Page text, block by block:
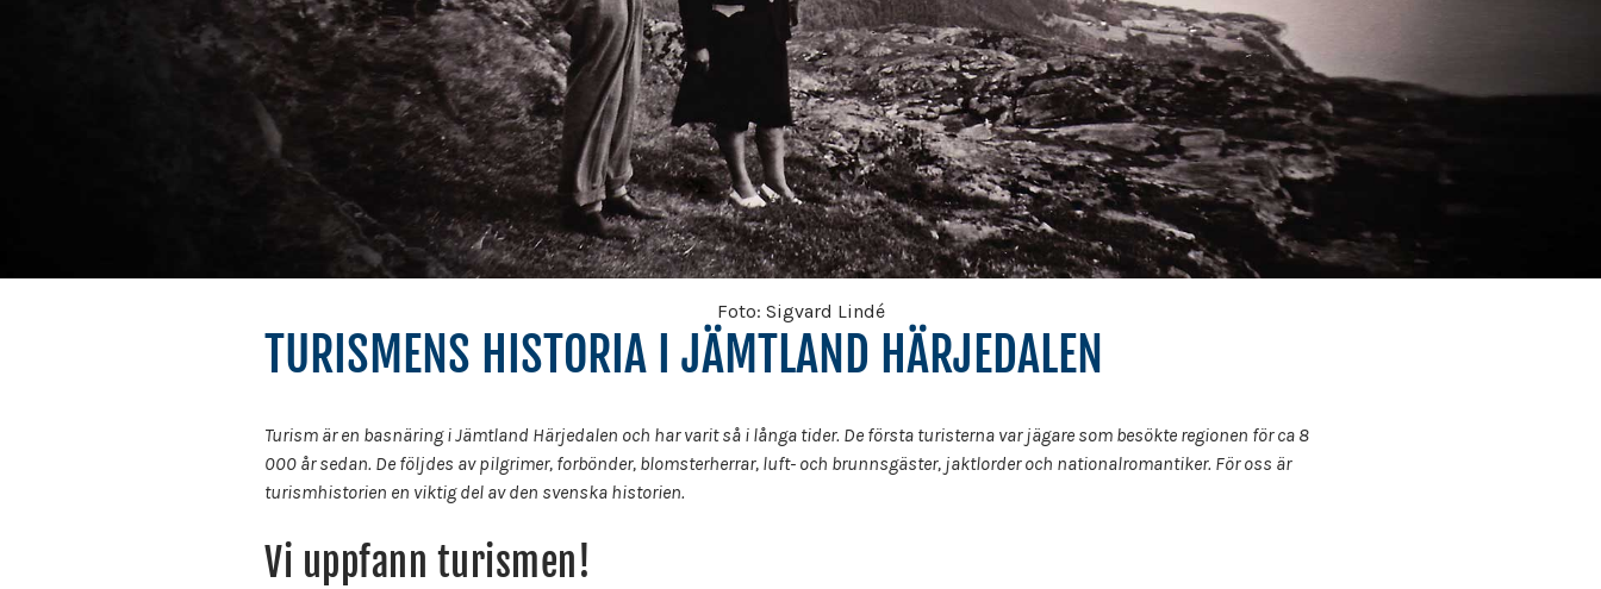
Foto: Sigvard Lindé
TURISMENS HISTORIA I JÄMTLAND HÄRJEDALEN
Turism är en basnäring i Jämtland Härjedalen och har varit så i långa tider. De första turisterna var jägare som besökte regionen för ca 8
000 år sedan. De följdes av pilgrimer, forbönder, blomsterherrar, luft- och brunnsgäster, jaktlorder och nationalromantiker. För oss är
turismhistorien en viktig del av den svenska historien.
Vi uppfann turismen!